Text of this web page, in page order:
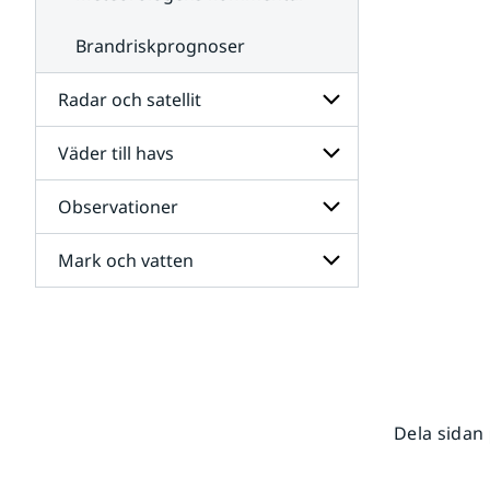
Brandriskprognoser
Radar och satellit
Undersidor
för
Radar
och
satellit
Väder till havs
Undersidor
för
Väder
till
havs
Observationer
Undersidor
för
Mark och vatten
Dela sidan